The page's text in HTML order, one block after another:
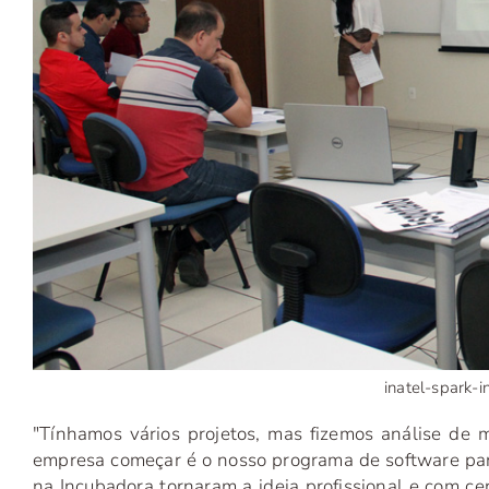
inatel-spark-
"Tínhamos vários projetos, mas fizemos análise
empresa começar é o nosso programa de software